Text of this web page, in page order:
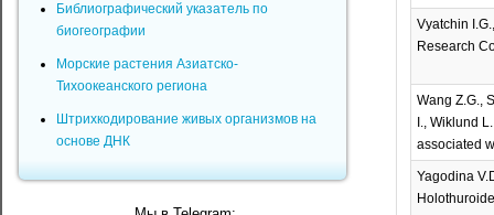
Vyatchin
Research
Wang Z.G.,
I., Wiklund
associated
Yagodina
Библиографический указатель по
биогеографии
Морские растения Азиатско-
Тихоокеанского региона
Штрихкодирование живых организмов на
основе ДНК